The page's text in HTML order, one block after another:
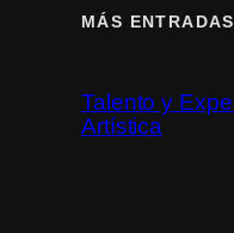
MÁS ENTRADAS
Talento y
Artística